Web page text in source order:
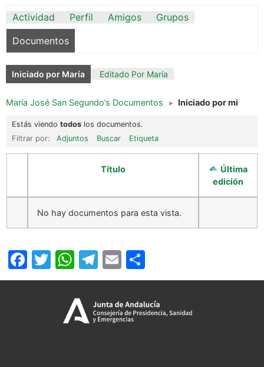
Actividad Perfil Amigos
Grupos
Documentos
Iniciado por María Editado Por María
María José San Segundo’s Documentos ▸ Iniciado por mi
Estás viendo todos los documentos.
Filtrar por:
Adjuntos Buscar Etiqueta
Título
Última
edición
No hay documentos para esta vista.
Facebook
Twitter
WhatsApp
Telegram
Email